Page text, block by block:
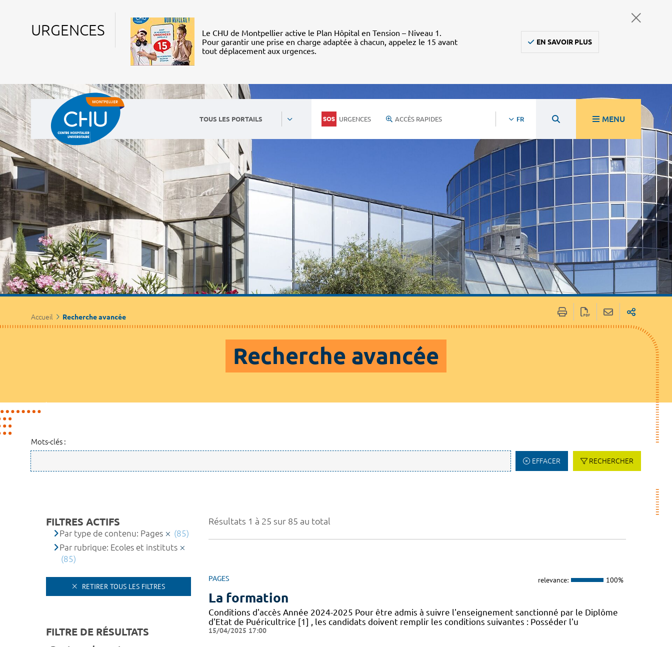
URGENCES
Le CHU de Montpellier active le Plan Hôpital en Tension – Niveau 1.
Pour garantir une prise en charge adaptée à chacun, appelez le 15 avant
tout déplacement aux urgences.
EN SAVOIR PLUS
TOUS LES PORTAILS URGENCES ACCÈS RAPIDES FR MENU
Accueil Recherche avancée
Recherche avancée
Mots-clés :
EFFACER RECHERCHER
Résultats 1 à 25 sur 85 au total
PAGES relevance: 100%
La formation
Conditions d'accès Année 2024-2025 Pour être admis à suivre l'enseignement sanctionné par le Diplôme
d'Etat de Puéricultrice [1] , les candidats doivent remplir les conditions suivantes : Posséder l'u
15/04/2025 17:00
FILTRES ACTIFS
Par type de contenu: Pages
(85)
Par rubrique: Ecoles et instituts
(85)
RETIRER TOUS LES FILTRES
FILTRE DE RÉSULTATS